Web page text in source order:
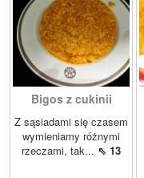
Bigos z cukinii
Z sąsiadami się czasem
wymieniamy różnymi
rzeczami, tak... ⇖ 13